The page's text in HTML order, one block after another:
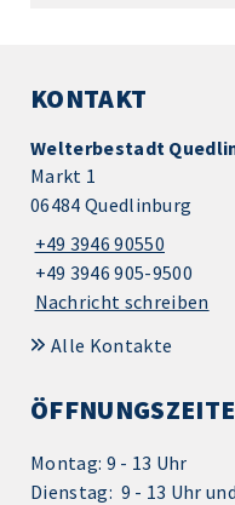
KONTAKT
Welterbestadt
Markt 1
06484 Quedlinburg
+49 3946 90550
+49 3946 905-9500
Nachricht schreiben
Alle Kontakte
Montag: 9 - 13 Uhr
Dienstag: 9 - 13 Uhr